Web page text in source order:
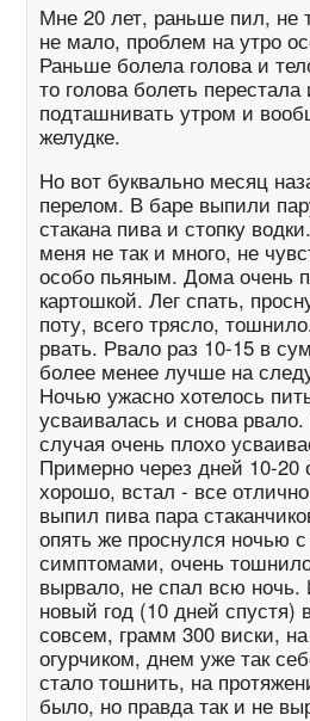
Мне 20 лет, раньше пил, не
не мало, проблем на утро
Раньше болела голова и
то голова болеть перестала
подташнивать утром и
желудке.
Но вот буквально месяц
перелом. В баре выпили
стакана пива и стопку
меня не так и много, не
особо пьяным. Дома очень
картошкой. Лег спать,
поту, всего трясло,
рвать. Рвало раз 10-15 в
более менее лучше на
Ночью ужасно хотелось
усваивалась и снова
случая очень плохо
Примерно через дней 10-20
хорошо, встал - все
выпил пива пара
опять же проснулся ночью
симптомами, очень
вырвало, не спал всю
новый год (10 дней спустя)
совсем, грамм 300 виски,
огурчиком, днем уже так
стало тошнить, на
было, но правда так и не